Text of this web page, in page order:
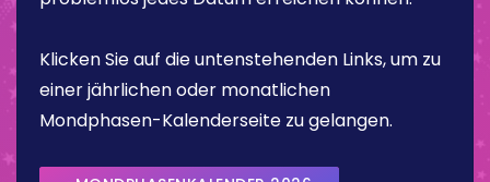
Klicken Sie auf die untenstehenden Links, um zu
einer jährlichen oder monatlichen
Mondphasen-Kalenderseite zu gelangen.